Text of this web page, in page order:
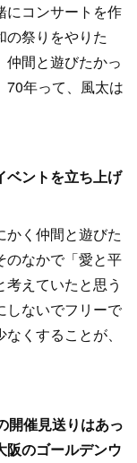
にコンサートを作
の祭りをやりた
仲間と遊びたかっ
70年って、風太は
ベントを立ち上げ
く仲間と遊びた
のなかで「愛と平
えていたと思う
しないでフリーで
くすることが、
開催見送りはあっ
阪のゴールデンウ